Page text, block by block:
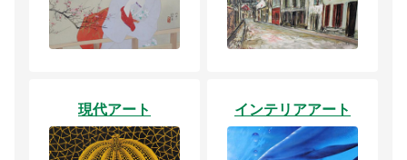
現代アート インテリアアート